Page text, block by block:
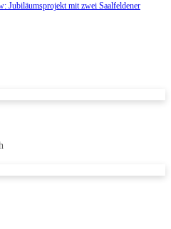
Jubiläumsprojekt mit zwei Saalfeldener